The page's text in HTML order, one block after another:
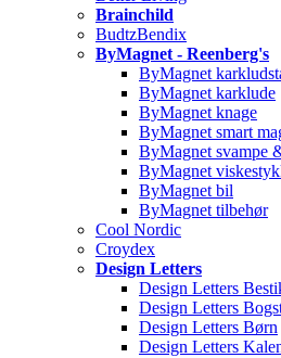
Brainchild
BudtzBendix
ByMagnet - Reenberg's
ByMagnet
ByMagnet karklude
ByMagnet knage
ByMagnet smart
ByMagnet svampe
ByMagnet
ByMagnet bil
ByMagnet tilbehør
Cool Nordic
Croydex
Design Letters
Design Letters
Design Letters
Design Letters Børn
Design Letters